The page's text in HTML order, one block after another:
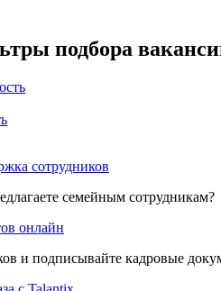
подбора
сотрудников
семейным сотрудникам?
онлайн
и подписывайте кадровые